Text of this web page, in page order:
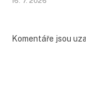
Komentáře jsou